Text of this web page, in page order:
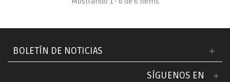
BOLETÍN DE NOTICIAS
SÍGUENOS EN